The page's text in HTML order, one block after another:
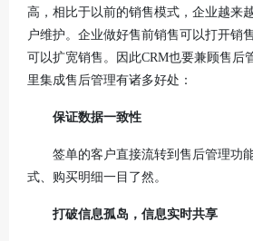
高，相比于以前的销售模式，企业越来
户维护。企业做好售前销售可以打开销
可以扩宽销售。因此CRM也要兼顾售后
里集成售后管理有诸多好处：
保证数据一致性
签单的客户直接流转到售后管理功
式、购买明细一目了然。
打破信息孤岛，信息实时共享